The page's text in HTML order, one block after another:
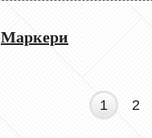
Маркери
1 2